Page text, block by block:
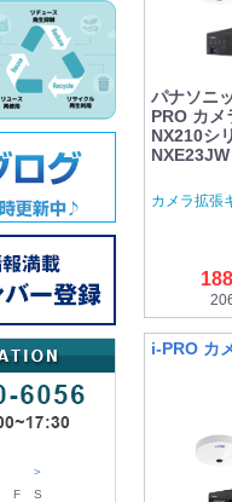
＞
F
S
パナソニ
PRO カメ
NX210シ
カメラ拡張
i-PRO カ